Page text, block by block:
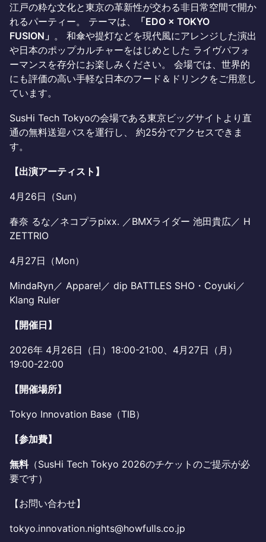
江戸の粋な文化と東京の革新性が交わる非日常空間で開か
れるパーティー。 テーマは、
「EDO × TOKYO
FUSION」 。 和傘や提灯などを現代風にアレンジした演出
や日本のポップカルチャーをはじめとした ライヴパフォ
ーマンスを存分にお楽しみください。 会場では、世界的
にも評価の高い手軽な日本のフード＆ドリンクをご用意し
ています。
SusHi Tech Tokyoの会場である東京ビッグサイトより直
通の無料送迎バスを運行し、 約25分でアクセスできま
す。
【出演アーティスト】
4月26日（Sun）
春奈 るな／ネコプラpixx. ／BMXライダー 池田貴広／ H
ZETTRIO
4月27日（Mon）
MindaRyn／ Appare!／ dip BATTLES SHO・Coyuki／
Klang Ruler
【開催日】
2026年 4月26日（日）18:00-21:00、4月27日（月）
19:00-22:00
【開催場所】
Tokyo Innovation Base（TIB）
【参加費】
無料（SusHi Tech Tokyo 2026のチケットのご提示が必
要です）
【お問い合わせ】
tokyo.innovation.nights@howfulls.co.jp